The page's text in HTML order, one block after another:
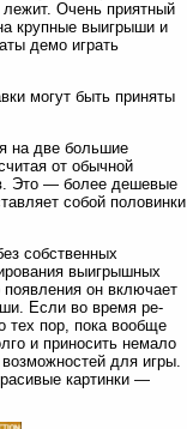
Очень приятный
крупные выигрыши и
демо играть
могут быть приняты
на две большие
от обычной
Это — более дешевые
собой половинки
собственных
выигрышных
он включает
Если во время ре-
тех пор, пока вообще
и приносить немало
для игры.
картинки —